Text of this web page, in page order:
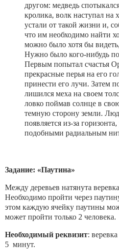
другом: медведь
кролика, волк наступал на
устали от такой жизни и,
что им необходимо найти
можно было хотя бы
Нужно было кого-нибудь
Первым попытал счастья
прекрасные перья на его
принести его лучи. Затем
лишился меха на своем
ловко поймав солнце в
темную сторону земли.
появляется из-за
подобными радиальным
Задание: «Паутина»
Между деревьев натянута
Необходимо пройти через
этом каждую ячейку паутины
может пройти только 2 человека.
Необходимый реквизит:
5 минут.